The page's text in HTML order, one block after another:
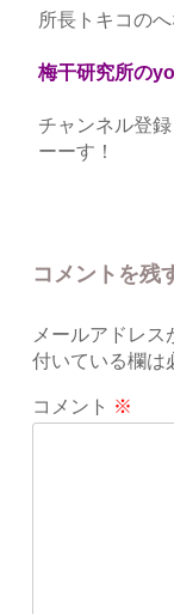
所長トキコの
梅干研究所の
チャンネル登
ーーす！
コメントを残
メールアドレス
付いている欄は
コメント ※